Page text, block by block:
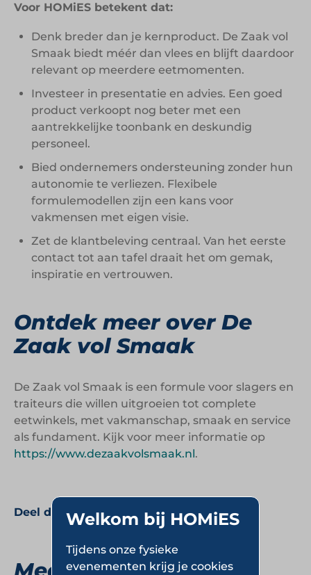
Voor HOMiES betekent dat:
Denk breder dan je kernproduct. De Zaak vol
Smaak biedt méér dan vlees en blijft daardoor
relevant op meerdere eetmomenten.
Investeer in presentatie en advies. Een goed
product verkoopt nog beter met een
aantrekkelijke toonbank en deskundig
personeel.
Bied ondernemers ondersteuning zonder hun
autonomie te verliezen. Flexibele
formulemodellen zijn een kans voor
vakmensen met eigen visie.
Zet de klantbeleving centraal. Van het eerste
contact tot aan tafel draait het om gemak,
inspiratie en vertrouwen.
Ontdek meer over De
Zaak vol Smaak
De Zaak vol Smaak is een formule voor slagers en
traiteurs die willen uitgroeien tot complete
eetwinkels, met vakmanschap, smaak en service
als fundament. Kijk voor meer informatie op
https://www.dezaakvolsmaak.nl.
Deel deze pagina:Welkom bij HOMiES
Tijdens onze fysieke
evenementen krijg je cookies